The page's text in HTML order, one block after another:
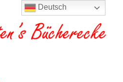
Deutsch